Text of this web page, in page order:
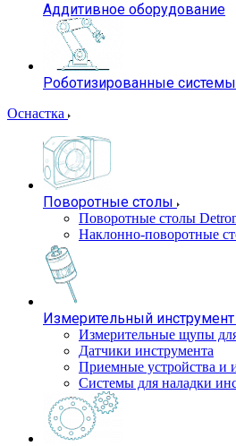
Аддитивное оборудование
Роботизированные системы
Оснастка
Поворотные столы
Поворотные столы
Наклонно-поворотные
Измерительный инструмент
Измерительные щупы
Датчики инструмента
Приемные устройства и
Системы для наладки